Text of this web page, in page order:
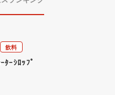
飲料
ﾀｰｼﾛｯﾌﾟ